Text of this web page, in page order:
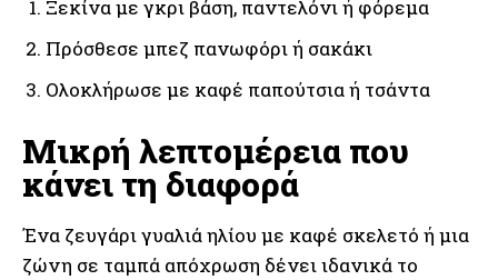
Ξεκίνα με γκρι βάση, παντελόνι ή φόρεμα
Πρόσθεσε μπεζ πανωφόρι ή σακάκι
Ολοκλήρωσε με καφέ παπούτσια ή τσάντα
Μικρή λεπτομέρεια που
κάνει τη διαφορά
Ένα ζευγάρι γυαλιά ηλίου με καφέ σκελετό ή μια
ζώνη σε ταμπά απόχρωση δένει ιδανικά το